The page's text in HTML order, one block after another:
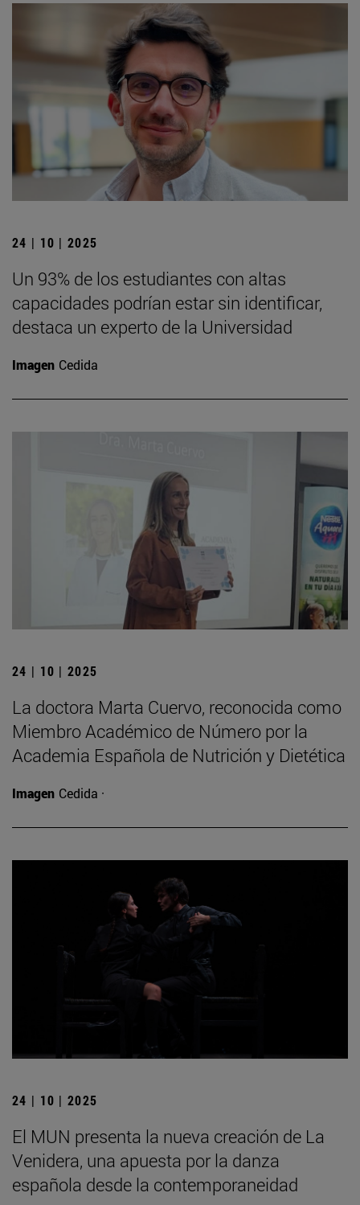
24 | 10 | 2025
Un 93% de los estudiantes con altas
capacidades podrían estar sin identificar,
destaca un experto de la Universidad
Imagen Cedida
24 | 10 | 2025
La doctora Marta Cuervo, reconocida como
Miembro Académico de Número por la
Academia Española de Nutrición y Dietética
Imagen Cedida ·
24 | 10 | 2025
El MUN presenta la nueva creación de La
Venidera, una apuesta por la danza
española desde la contemporaneidad